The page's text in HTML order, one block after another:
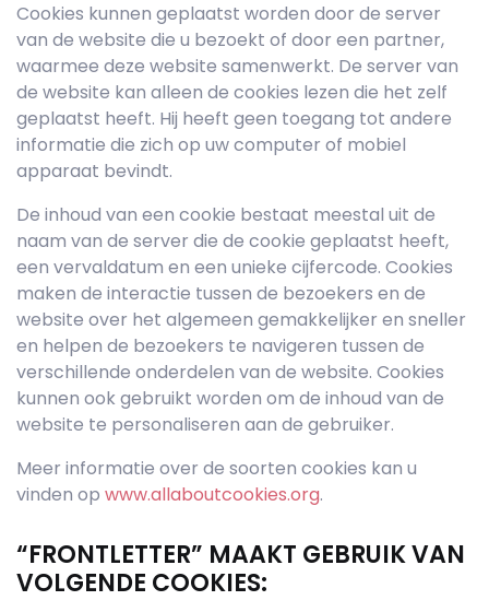
Cookies kunnen geplaatst worden door de server
van de website die u bezoekt of door een partner,
waarmee deze website samenwerkt. De server van
de website kan alleen de cookies lezen die het zelf
geplaatst heeft. Hij heeft geen toegang tot andere
informatie die zich op uw computer of mobiel
apparaat bevindt.
De inhoud van een cookie bestaat meestal uit de
naam van de server die de cookie geplaatst heeft,
een vervaldatum en een unieke cijfercode. Cookies
maken de interactie tussen de bezoekers en de
website over het algemeen gemakkelijker en sneller
en helpen de bezoekers te navigeren tussen de
verschillende onderdelen van de website. Cookies
kunnen ook gebruikt worden om de inhoud van de
website te personaliseren aan de gebruiker.
Meer informatie over de soorten cookies kan u
vinden op www.allaboutcookies.org.
“FRONTLETTER” MAAKT GEBRUIK VAN
VOLGENDE COOKIES: